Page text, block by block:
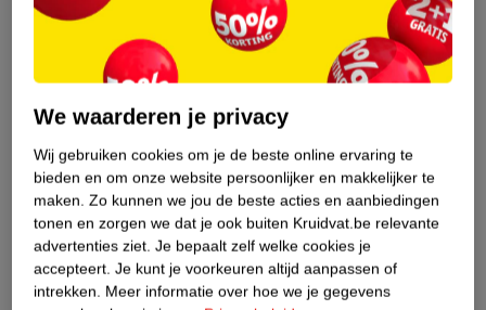
Controlled Lightening
100ml
986
300ml
68
We waarderen je privacy
Wij gebruiken cookies om je de beste online ervaring te
bieden en om onze website persoonlijker en makkelijker te
maken. Zo kunnen we jou de beste acties en aanbiedingen
tonen en zorgen we dat je ook buiten Kruidvat.be relevante
advertenties ziet. Je bepaalt zelf welke cookies je
accepteert. Je kunt je voorkeuren altijd aanpassen of
intrekken. Meer informatie over hoe we je gegevens